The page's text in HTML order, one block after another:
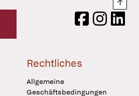
Verlag Logo
FacebookInstagram
Rechtliches
Allgemeine
Geschäftsbedingungen